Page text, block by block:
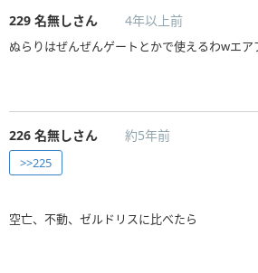
229 名無しさん 4年以上前
ぬらりはぜんぜんゲートとかで使えるわwエア
226 名無しさん 約5年前
>>225
空亡、不動、ゼルドリスに比べたら